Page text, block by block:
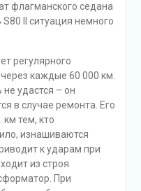
флагманского седана
II ситуация немного
регулярного
каждые 60 000 км.
удастся – он
в случае ремонта. Его
тем, кто
изнашиваются
к ударам при
из строя
При